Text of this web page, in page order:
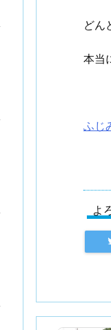
どん
本当
ふじ
よ